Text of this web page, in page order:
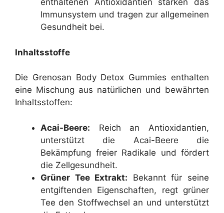
enthaltenen Antioxidantien stärken das
Immunsystem und tragen zur allgemeinen
Gesundheit bei.
Inhaltsstoffe
Die Grenosan Body Detox Gummies enthalten
eine Mischung aus natürlichen und bewährten
Inhaltsstoffen:
Acai-Beere: Reich an Antioxidantien,
unterstützt die Acai-Beere die
Bekämpfung freier Radikale und fördert
die Zellgesundheit.
Grüner Tee Extrakt: Bekannt für seine
entgiftenden Eigenschaften, regt grüner
Tee den Stoffwechsel an und unterstützt